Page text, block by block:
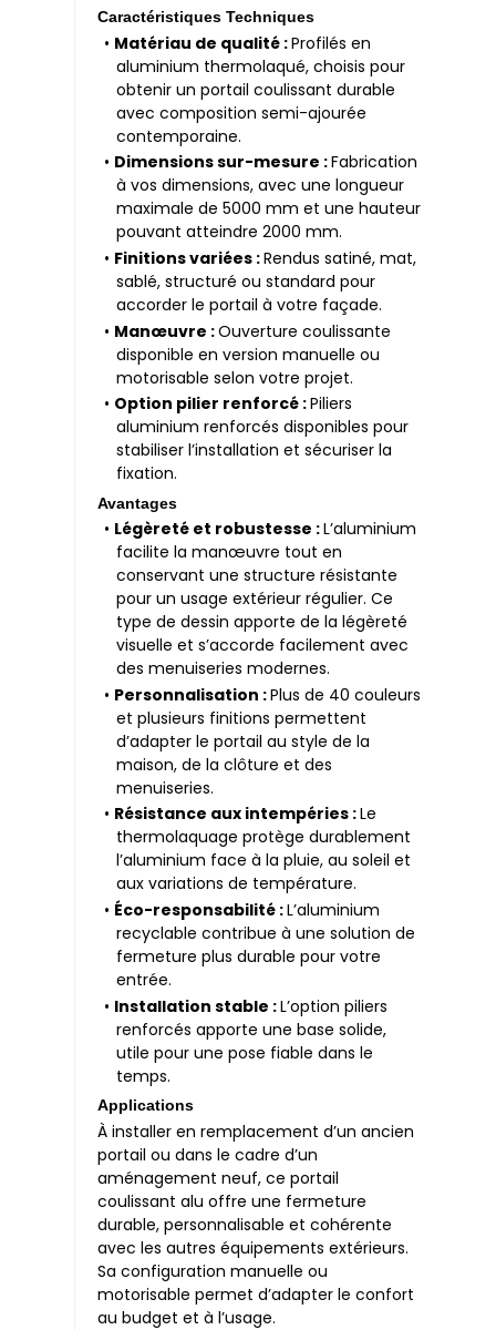
Caractéristiques Techniques
• Matériau de qualité :Profilés en
aluminium thermolaqué, choisis pour
obtenir un portail coulissant durable
avec composition semi-ajourée
contemporaine.
• Dimensions sur-mesure :Fabrication
à vos dimensions, avec une longueur
maximale de 5000 mm et une hauteur
pouvant atteindre 2000 mm.
• Finitions variées :Rendus satiné, mat,
sablé, structuré ou standard pour
accorder le portail à votre façade.
• Manœuvre :Ouverture coulissante
disponible en version manuelle ou
motorisable selon votre projet.
• Option pilier renforcé :Piliers
aluminium renforcés disponibles pour
stabiliser l’installation et sécuriser la
fixation.
Avantages
• Légèreté et robustesse :L’aluminium
facilite la manœuvre tout en
conservant une structure résistante
pour un usage extérieur régulier. Ce
type de dessin apporte de la légèreté
visuelle et s’accorde facilement avec
des menuiseries modernes.
• Personnalisation :Plus de 40 couleurs
et plusieurs finitions permettent
d’adapter le portail au style de la
maison, de la clôture et des
menuiseries.
• Résistance aux intempéries :Le
thermolaquage protège durablement
l’aluminium face à la pluie, au soleil et
aux variations de température.
• Éco-responsabilité :L’aluminium
recyclable contribue à une solution de
fermeture plus durable pour votre
entrée.
• Installation stable :L’option piliers
renforcés apporte une base solide,
utile pour une pose fiable dans le
temps.
Applications
À installer en remplacement d’un ancien
portail ou dans le cadre d’un
aménagement neuf, ce portail
coulissant alu offre une fermeture
durable, personnalisable et cohérente
avec les autres équipements extérieurs.
Sa configuration manuelle ou
motorisable permet d’adapter le confort
au budget et à l’usage.